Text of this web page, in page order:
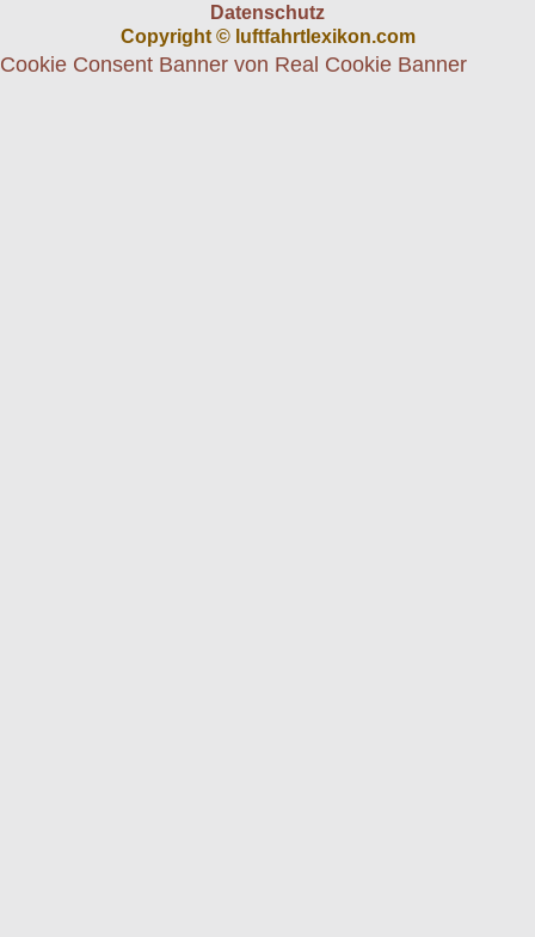
Datenschutz
Copyright © luftfahrtlexikon.com
Cookie Consent Banner von Real Cookie Banner